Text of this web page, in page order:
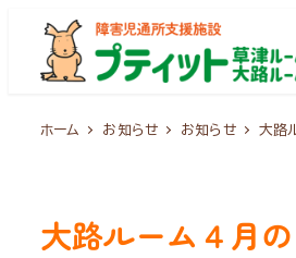
ホーム お知らせ お知らせ 大路
大路ルーム４月